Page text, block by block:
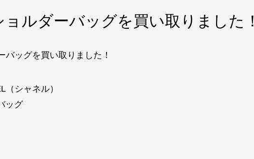
ョルダーバッグを買い取りました！
バッグを買い取りました！
（シャネル）
ッグ